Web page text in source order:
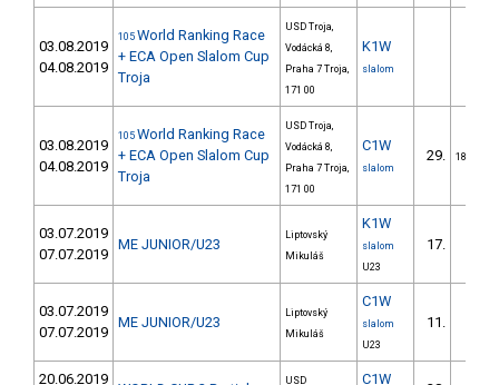
03.08.2019
04.08.2019
105 World Ranking Race
+ ECA Open Slalom Cup
Troja
USD Troja,
Vodácká 8,
Praha 7 Troja,
171 00
K1W
slalom
03.08.2019
04.08.2019
105 World Ranking Race
+ ECA Open Slalom Cup
Troja
USD Troja,
Vodácká 8,
Praha 7 Troja,
171 00
C1W
slalom
29. 18/U23
03.07.2019
07.07.2019
ME JUNIOR/U23
Liptovský
Mikuláš
K1W
slalom
U23
17.
03.07.2019
07.07.2019
ME JUNIOR/U23
Liptovský
Mikuláš
C1W
slalom
U23
11.
20.06.2019
USD
C1W